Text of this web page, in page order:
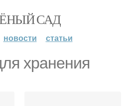
САД
новости статьи
хранения